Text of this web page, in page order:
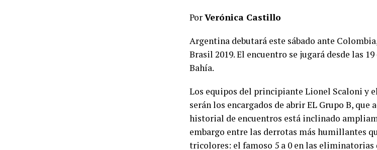
PorVerónica Castillo
Argentina debutará este sábado ante
Brasil 2019. El encuentro se jugará desde las
Bahía.
Los equipos del principiante Lionel Scaloni y
serán los encargados de abrir EL Grupo B, que
historial de encuentros está inclinado
embargo entre las derrotas más humillantes
tricolores: el famoso 5 a 0 en las eliminatorias